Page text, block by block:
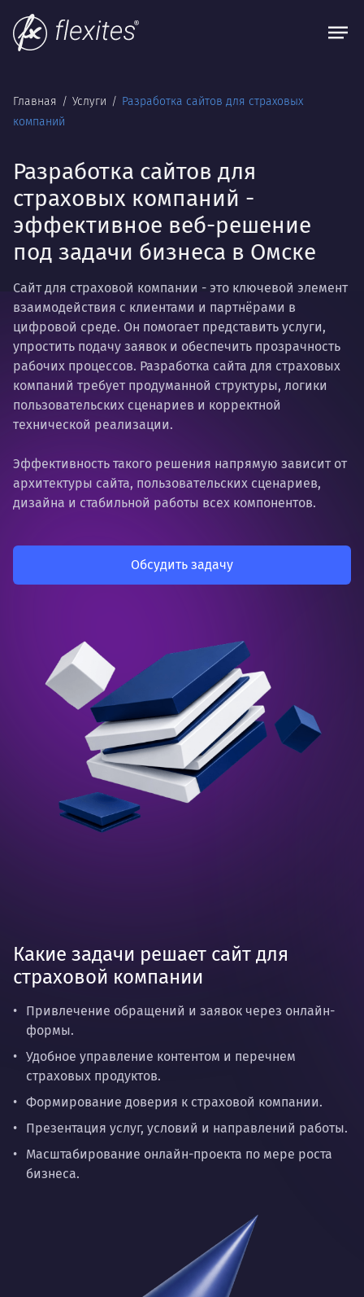
Главная Услуги
Разработка сайтов для страховых
компаний
Разработка сайтов для
страховых компаний -
эффективное веб-решение
под задачи бизнеса в Омске
Сайт для страховой компании - это ключевой элемент
взаимодействия с клиентами и партнёрами в
цифровой среде. Он помогает представить услуги,
упростить подачу заявок и обеспечить прозрачность
рабочих процессов. Разработка сайта для страховых
компаний требует продуманной структуры, логики
пользовательских сценариев и корректной
технической реализации.
Эффективность такого решения напрямую зависит от
архитектуры сайта, пользовательских сценариев,
дизайна и стабильной работы всех компонентов.
Обсудить задачу
Какие задачи решает сайт для
страховой компании
Привлечение обращений и заявок через онлайн-
формы.
Удобное управление контентом и перечнем
страховых продуктов.
Формирование доверия к страховой компании.
Презентация услуг, условий и направлений работы.
Масштабирование онлайн-проекта по мере роста
бизнеса.